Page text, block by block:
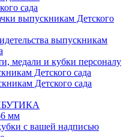
сада
выпускникам Детского
выпускникам
медали и кубки персоналу
Детского сада
Детского сада
мм
с вашей надписью